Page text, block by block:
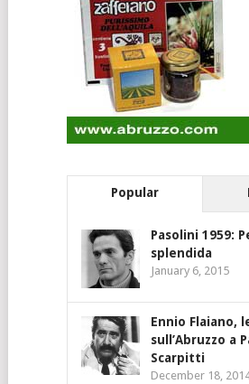
Popular
Pasolini 1959:
splendida
January 6, 2015
Ennio Flaiano,
sull’Abruzzo a
Scarpitti
December 18,